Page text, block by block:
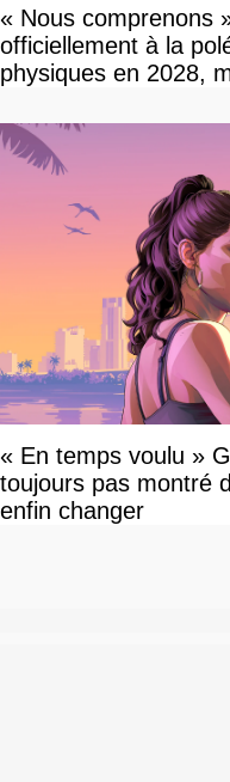
« Nous comprenons
officiellement à la
physiques en 2028,
« En temps voulu »
toujours pas montré
enfin changer